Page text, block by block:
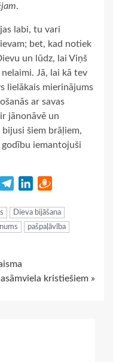
.
labi, tu vari
bet, kad notiek
un lūdz, lai Viņš
Jā, lai kā tev
lielākais mierinājums
ar savas
jānonāvē un
bijusi šiem brāļiem,
godību iemantojuši
WhatsApp
TelegramLinkedIn
Dieva bijāšana
pašpaļāvība
kristiešiem »